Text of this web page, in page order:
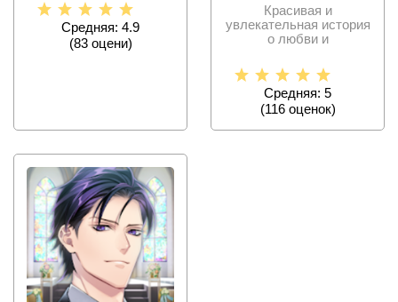
Средняя: 4.9
(83оцени)
Красивая и
увлекательная история
о любви и
интригах, со свободой
Средняя: 5
(116оценок)